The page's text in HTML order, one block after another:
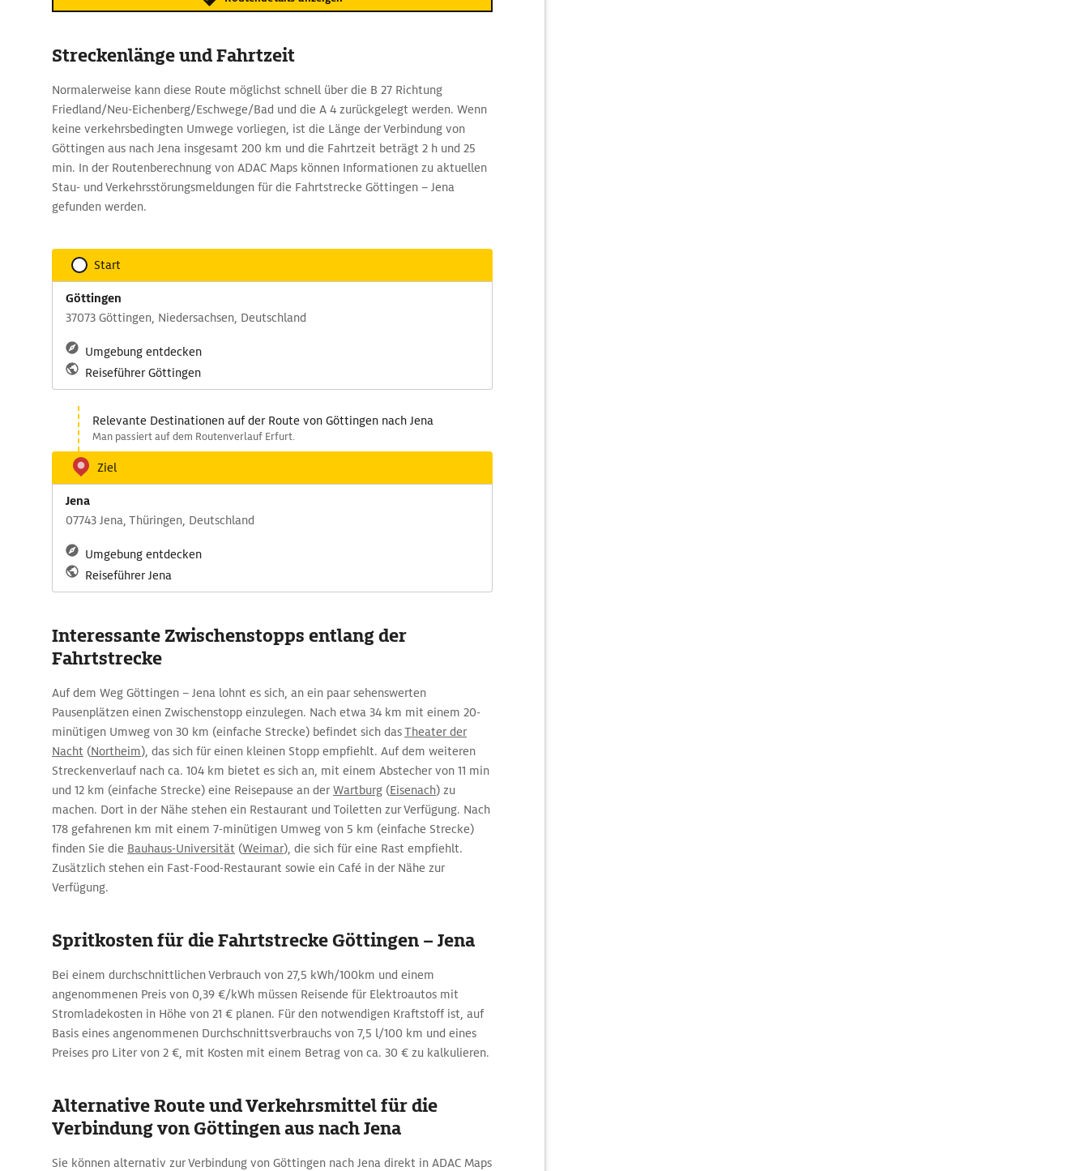
Streckenlänge und Fahrtzeit
Normalerweise kann diese Route möglichst schnell über die B 27 Richtung
Friedland/Neu-Eichenberg/Eschwege/Bad und die A 4 zurückgelegt werden. Wenn
keine verkehrsbedingten Umwege vorliegen, ist die Länge der Verbindung von
Göttingen aus nach Jena insgesamt 200 km und die Fahrtzeit beträgt 2 h und 25
min. In der Routenberechnung von ADAC Maps können Informationen zu aktuellen
Stau- und Verkehrsstörungsmeldungen für die Fahrtstrecke Göttingen – Jena
gefunden werden.
Start
Göttingen
37073 Göttingen, Niedersachsen, Deutschland
Umgebung entdecken
Reiseführer Göttingen
Relevante Destinationen auf der Route von Göttingen nach Jena
Man passiert auf dem Routenverlauf Erfurt.
Ziel
Jena
07743 Jena, Thüringen, Deutschland
Umgebung entdecken
Reiseführer Jena
Interessante Zwischenstopps entlang der
Fahrtstrecke
Auf dem Weg Göttingen – Jena lohnt es sich, an ein paar sehenswerten
Pausenplätzen einen Zwischenstopp einzulegen. Nach etwa 34 km mit einem 20-
minütigen Umweg von 30 km (einfache Strecke) befindet sich dasTheater der
Nacht (Northeim), das sich für einen kleinen Stopp empfiehlt. Auf dem weiteren
Streckenverlauf nach ca. 104 km bietet es sich an, mit einem Abstecher von 11 min
und 12 km (einfache Strecke) eine Reisepause an derWartburg (Eisenach) zu
machen. Dort in der Nähe stehen ein Restaurant und Toiletten zur Verfügung. Nach
178 gefahrenen km mit einem 7-minütigen Umweg von 5 km (einfache Strecke)
finden Sie die Bauhaus-Universität (Weimar), die sich für eine Rast empfiehlt.
Zusätzlich stehen ein Fast-Food-Restaurant sowie ein Café in der Nähe zur
Verfügung.
Spritkosten für die Fahrtstrecke Göttingen – Jena
Bei einem durchschnittlichen Verbrauch von 27,5 kWh/100km und einem
angenommenen Preis von 0,39 €/kWh müssen Reisende für Elektroautos mit
Stromladekosten in Höhe von 21 € planen. Für den notwendigen Kraftstoff ist, auf
Basis eines angenommenen Durchschnittsverbrauchs von 7,5 l/100 km und eines
Preises pro Liter von 2 €, mit Kosten mit einem Betrag von ca. 30 € zu kalkulieren.
Alternative Route und Verkehrsmittel für die
Verbindung von Göttingen aus nach Jena
Sie können alternativ zur Verbindung von Göttingen nach Jena direkt in ADAC Maps